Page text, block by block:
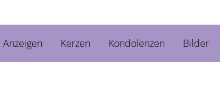
Anzeigen Kerzen Kondolenzen Bilder